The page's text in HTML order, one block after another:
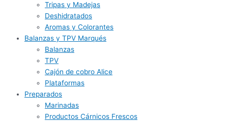
Tripas y Madejas
Deshidratados
Aromas y Colorantes
Balanzas y TPV Marqués
Balanzas
TPV
Cajón de cobro Alice
Plataformas
Preparados
Marinadas
Productos Cárnicos Frescos